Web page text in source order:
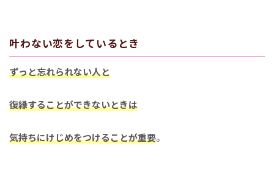
叶わない恋をしているとき
ずっと忘れられない人と
復縁することができないときは
気持ちにけじめをつけることが重要。